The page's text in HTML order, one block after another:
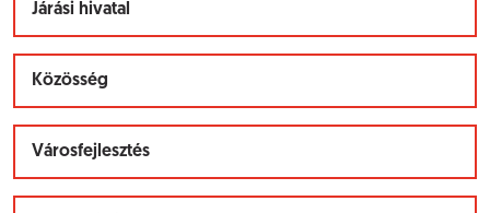
Járási hivatal
Közösség
Városfejlesztés